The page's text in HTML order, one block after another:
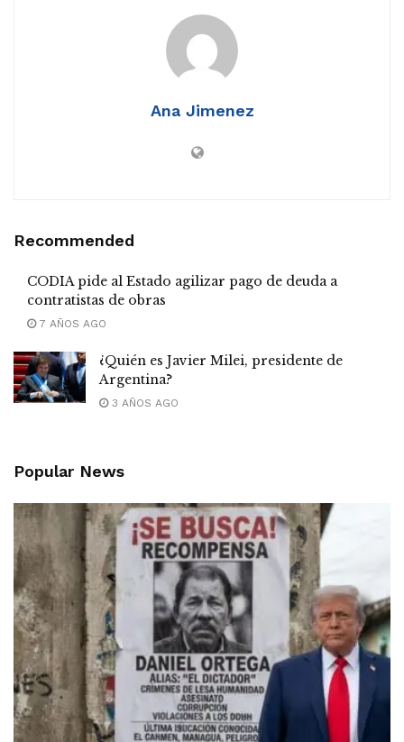
Ana Jimenez
Recommended
CODIA pide al Estado agilizar pago de deuda a
contratistas de obras
7 AÑOS AGO
¿Quién es Javier Milei, presidente de
Argentina?
3 AÑOS AGO
Popular News